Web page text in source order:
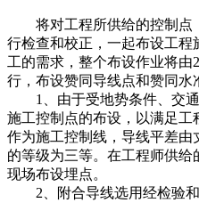
将对工程所供给的控制点
行检查和校正，一起布设工
工的需求，整个布设作业将
行，布设赞同导线点和赞同水
1、由于受地势条件、交通
施工控制点的布设，以满足
作为施工控制线，导线平差
的等级为三等。在工程师供给
现场布设埋点。
2、附合导线选用经检验和